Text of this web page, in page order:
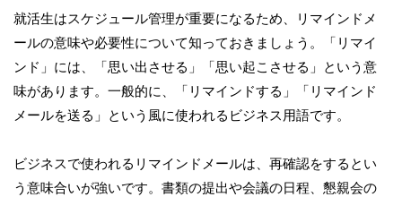
就活生はスケジュール管理が重要になるため、リマインドメ
ールの意味や必要性について知っておきましょう。「リマイ
ンド」には、「思い出させる」「思い起こさせる」という意
味があります。一般的に、「リマインドする」「リマインド
メールを送る」という風に使われるビジネス用語です。
ビジネスで使われるリマインドメールは、再確認をするとい
う意味合いが強いです。書類の提出や会議の日程、懇親会の